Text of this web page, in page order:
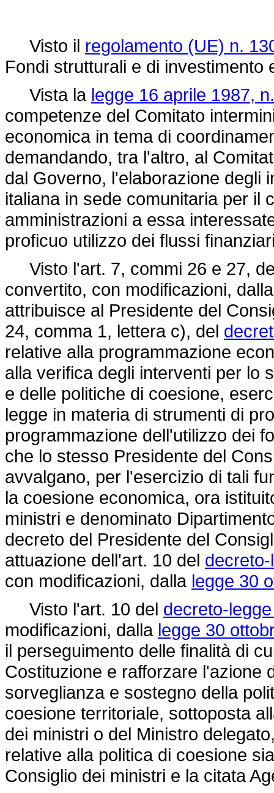
Visto il regolamento (UE) n.
Fondi strutturali e di investimento
Vista la legge 16 aprile 1987,
competenze del Comitato
economica in tema di
demandando, tra l'altro, al
dal Governo, l'elaborazione degli
italiana in sede comunitaria per il
amministrazioni a essa
proficuo utilizzo dei flussi
Visto l'art. 7, commi 26 e 27,
convertito, con modificazioni,
attribuisce al Presidente del
24, comma 1, lettera c), del
relative alla programmazione
alla verifica degli interventi per lo
e delle politiche di coesione,
legge in materia di strumenti di
programmazione dell'utilizzo dei
che lo stesso Presidente del
avvalgano, per l'esercizio di tali
la coesione economica, ora
ministri e denominato
decreto del Presidente del
attuazione dell'art. 10 del
con modificazioni, dalla legge 30
Visto l'art. 10 del decreto-
modificazioni, dalla legge 30
il perseguimento delle finalità di
Costituzione e rafforzare l'azione
sorveglianza e sostegno della
coesione territoriale, sottoposta
dei ministri o del Ministro
relative alla politica di coesione
Consiglio dei ministri e la citata